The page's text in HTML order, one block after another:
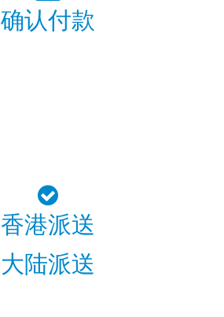
确认付款
香港派送
大陆派送